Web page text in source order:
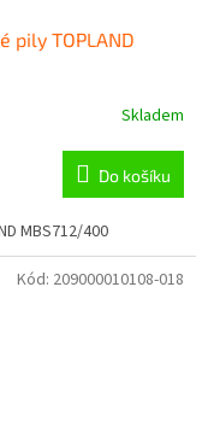
pily TOPLAND
Skladem
Do košíku
MBS712/400
Kód: 209000010108-018